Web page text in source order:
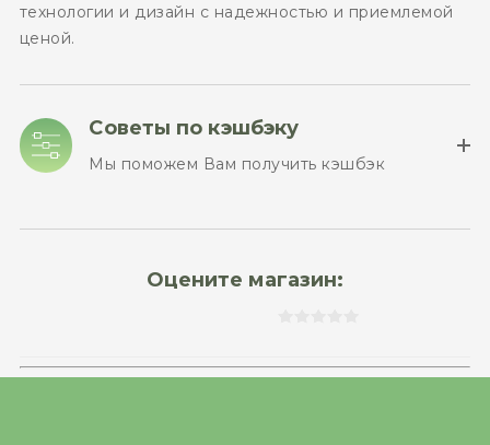
технологии и дизайн с надежностью и приемлемой
ценой.
Советы по кэшбэку
Мы поможем Вам получить кэшбэк
Оцените магазин: